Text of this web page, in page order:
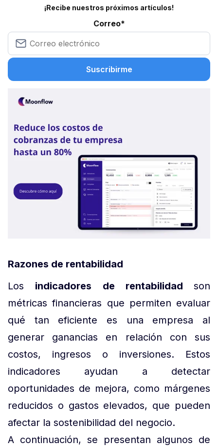
¡Recibe nuestros próximos artículos!
Correo*
Razones de rentabilidad
Los indicadores de rentabilidad son
métricas financieras que permiten evaluar
qué tan eficiente es una empresa al
generar ganancias en relación con sus
costos, ingresos o inversiones. Estos
indicadores ayudan a detectar
oportunidades de mejora, como márgenes
reducidos o gastos elevados, que pueden
afectar la sostenibilidad del negocio.
A continuación, se presentan algunos de